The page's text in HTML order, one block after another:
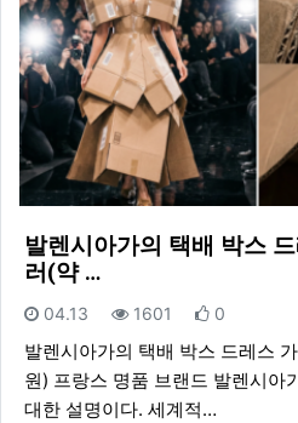
발렌시아가의 택배 박스
러(약 …
등록일
04.13 조회
1601 추천
0
발렌시아가의 택배 박스 드레스
원) 프랑스 명품 브랜드 발렌시아
대한 설명이다. 세계적…